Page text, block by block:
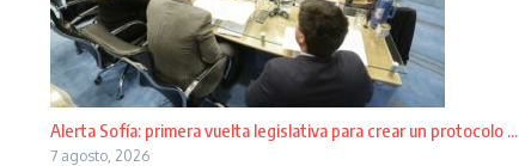
Alerta Sofía: primera vuelta legislativa para crear un protocolo ...
7 agosto, 2026